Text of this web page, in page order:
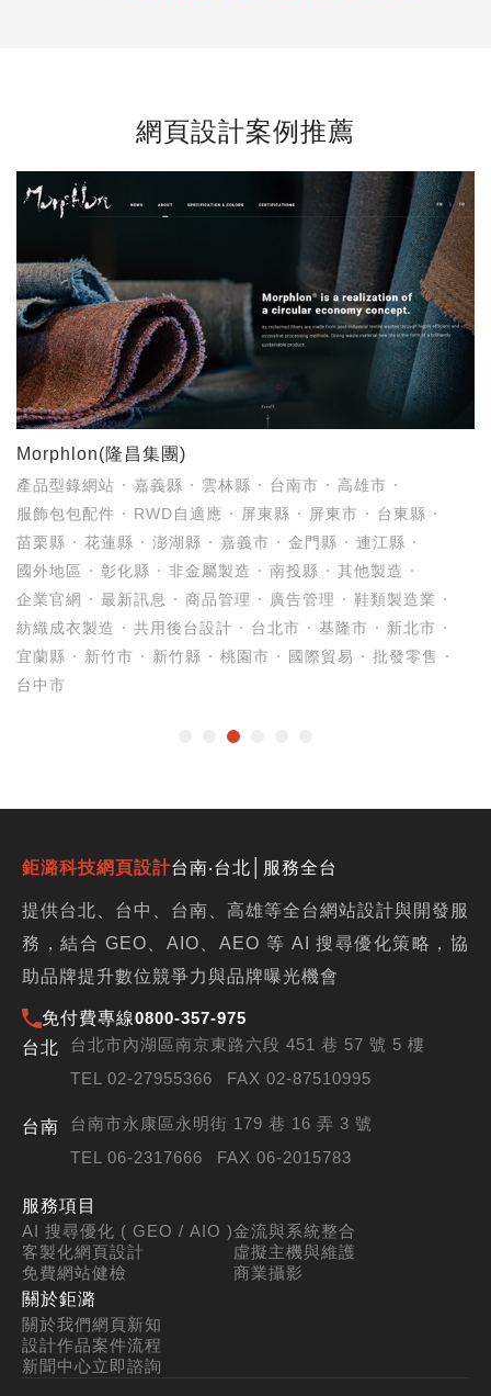
網頁設計案例推薦
Morphlon(隆昌集團)
產品型錄網站 嘉義縣 雲林縣 台南市
高雄市
服飾包包配件
RWD自適應 屏東縣 屏東市
台東縣
苗栗縣
花蓮縣 澎湖縣 嘉義市 金門縣
連江縣
國外地區
彰化縣 非金屬製造 南投縣
其他製造
企業官網
最新訊息 商品管理 廣告管理
鞋類製造業
紡織成衣製造
共用後台設計 台北市 基隆市
新北市
宜蘭縣
新竹市 新竹縣 桃園市 國際貿易
批發零售
台中市
鉅潞科技網頁設計台南‧台北│服務全台
提供台北、台中、台南、高雄等全台網站設計與開發服
務，結合 GEO、AIO、AEO 等 AI 搜尋優化策略，協
助品牌提升數位競爭力與品牌曝光機會
免付費專線0800-357-975
台北
台北市內湖區南京東路六段 451 巷 57 號 5 樓
TEL 02-27955366
FAX 02-87510995
台南
台南市永康區永明街 179 巷 16 弄 3 號
TEL 06-2317666
FAX 06-2015783
服務項目
AI 搜尋優化 ( GEO / AIO )
客製化網頁設計
免費網站健檢
金流與系統整合
虛擬主機與維護
商業攝影
關於鉅潞
關於我們
設計作品
新聞中心
網頁新知
案件流程
立即諮詢